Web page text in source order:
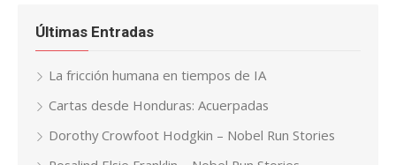
Últimas Entradas
La fricción humana en tiempos de IA
Cartas desde Honduras: Acuerpadas
Dorothy Crowfoot Hodgkin – Nobel Run Stories